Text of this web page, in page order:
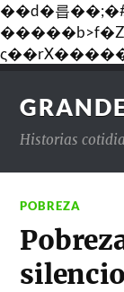
��d�릅��
Historias
POBREZA
silencio